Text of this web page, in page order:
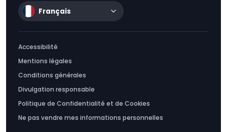
Français
Accessibilité
Mentions légales
Conditions générales
Divulgation responsable
Politique de Confidentialité et de Cookies
Ne pas vendre mes informations personnelles